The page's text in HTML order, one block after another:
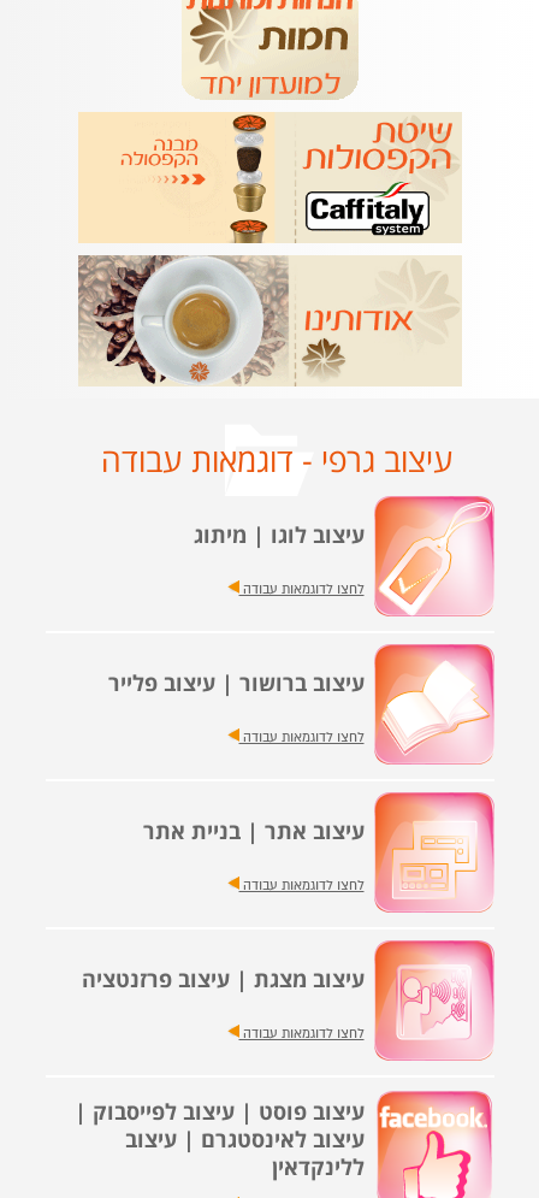
עיצוב לוגו | מיתוג
לחצו לדוגמאות עבודה
עיצוב ברושור | עיצוב פלייר
לחצו לדוגמאות עבודה
עיצוב אתר | בניית אתר
לחצו לדוגמאות עבודה
עיצוב מצגת | עיצוב פרזנטציה
לחצו לדוגמאות עבודה
עיצוב פוסט | עיצוב לפייסבוק |
עיצוב לאינסטגרם | עיצוב
ללינקדאין
עיצוב גרפי - דוגמאות עבודה